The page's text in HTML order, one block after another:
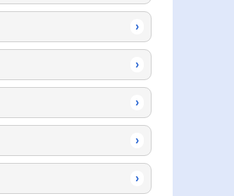
›
›
›
›
›